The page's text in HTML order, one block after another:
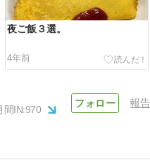
夜ご飯３選。
4年前
間IN:970
報告